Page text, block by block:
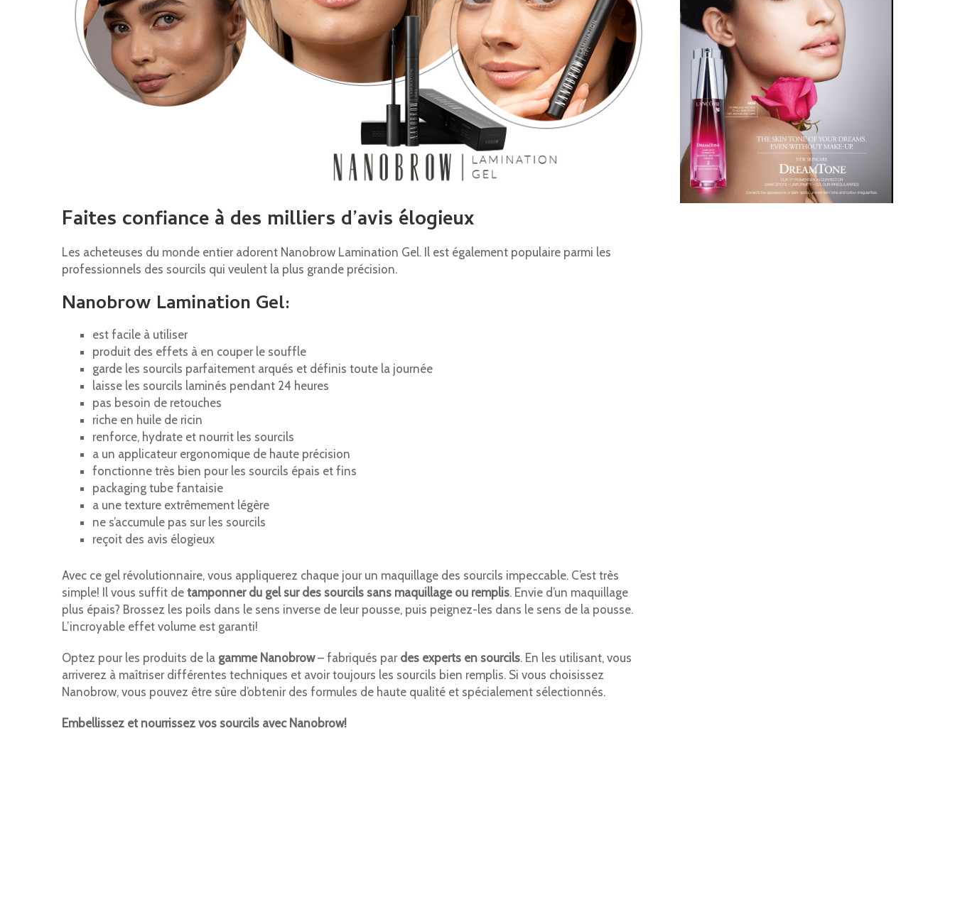
Faites confiance à des milliers d’avis élogieux
Les acheteuses du monde entier adorent Nanobrow Lamination Gel. Il est également populaire parmi les
professionnels des sourcils qui veulent la plus grande précision.
Nanobrow Lamination Gel:
est facile à utiliser
produit des effets à en couper le souffle
garde les sourcils parfaitement arqués et définis toute la journée
laisse les sourcils laminés pendant 24 heures
pas besoin de retouches
riche en huile de ricin
renforce, hydrate et nourrit les sourcils
a un applicateur ergonomique de haute précision
fonctionne très bien pour les sourcils épais et fins
packaging tube fantaisie
a une texture extrêmement légère
ne s’accumule pas sur les sourcils
reçoit des avis élogieux
Avec ce gel révolutionnaire, vous appliquerez chaque jour un maquillage des sourcils impeccable. C’est très
simple! Il vous suffit de tamponner du gel sur des sourcils sans maquillage ou remplis. Envie d’un maquillage
plus épais? Brossez les poils dans le sens inverse de leur pousse, puis peignez-les dans le sens de la pousse.
L’incroyable effet volume est garanti!
Optez pour les produits de la gamme Nanobrow– fabriqués par des experts en sourcils. En les utilisant, vous
arriverez à maîtriser différentes techniques et avoir toujours les sourcils bien remplis. Si vous choisissez
Nanobrow, vous pouvez être sûre d’obtenir des formules de haute qualité et spécialement sélectionnés.
Embellissez et nourrissez vos sourcils avec Nanobrow!